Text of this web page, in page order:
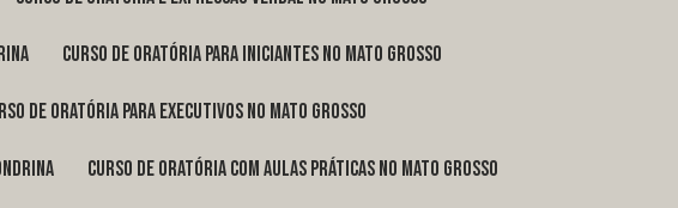
curso de oratória para iniciantes no Mato Grosso
de oratória para executivos no Mato Grosso
curso de oratória com aulas práticas no Mato Grosso